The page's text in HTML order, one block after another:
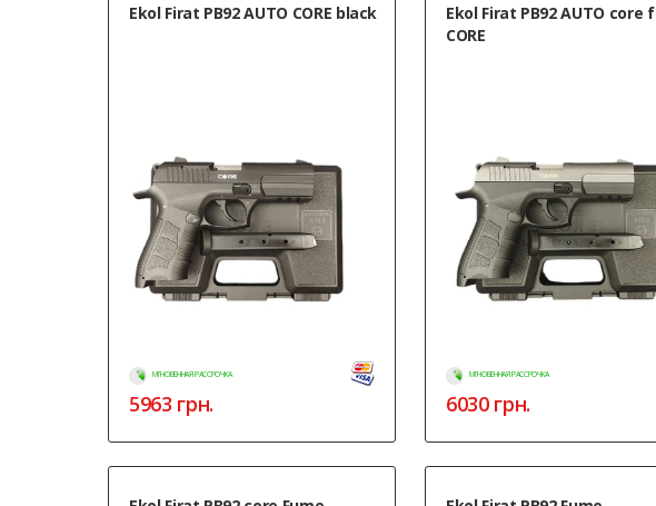
Ekol Firat PB92 AUTO CORE black
МГНОВЕННАЯ РАССРОЧКА
5963 грн.
Ekol Firat PB92 AUTO core
CORE
МГНОВЕННАЯ РАССРОЧКА
6030грн.